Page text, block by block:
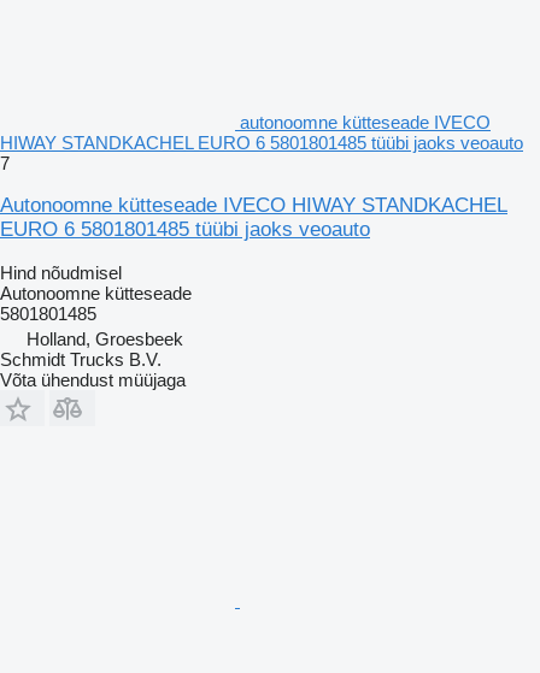
autonoomne kütteseade IVECO
HIWAY STANDKACHEL EURO 6 5801801485 tüübi jaoks veoauto
7
Autonoomne kütteseade IVECO HIWAY STANDKACHEL
EURO 6 5801801485 tüübi jaoks veoauto
Hind nõudmisel
Autonoomne kütteseade
5801801485
Holland, Groesbeek
Schmidt Trucks B.V.
Võta ühendust müüjaga